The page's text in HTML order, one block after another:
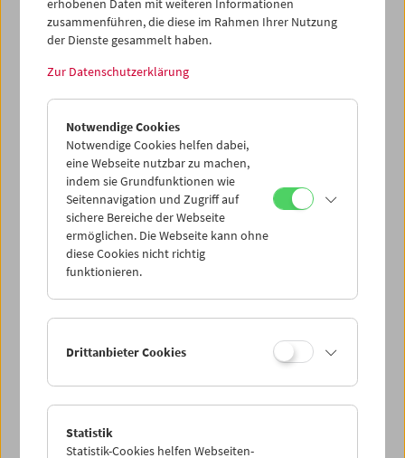
Gutschein
Gutschein für ein
Einzelticket ohne
Mitgliedschaft
In den Warenkorb
<< zurück zu den Produkten
zusammenführen, die diese im Rahmen Ihrer Nutzung
der Dienste gesammelt haben.
Zur Datenschutzerklärung
Notwendige Cookies
Notwendige Cookies helfen dabei,
eine Webseite nutzbar zu machen,
indem sie Grundfunktionen wie
Seitennavigation und Zugriff auf
sichere Bereiche der Webseite
ermöglichen. Die Webseite kann ohne
diese Cookies nicht richtig
funktionieren.
Drittanbieter Cookies
Statistik
Statistik-Cookies helfen Webseiten-